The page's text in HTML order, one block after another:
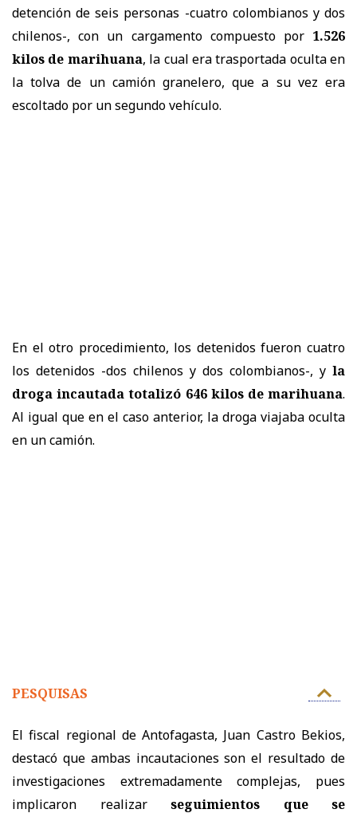
detención de seis personas -cuatro colombianos y dos
chilenos-, con un cargamento compuesto por 1.526
kilos de marihuana, la cual era trasportada oculta en
la tolva de un camión granelero, que a su vez era
escoltado por un segundo vehículo.
En el otro procedimiento, los detenidos fueron cuatro
los detenidos -dos chilenos y dos colombianos-, y la
droga incautada totalizó 646 kilos de marihuana.
Al igual que en el caso anterior, la droga viajaba oculta
en un camión.
PESQUISAS
El fiscal regional de Antofagasta, Juan Castro Bekios,
destacó que ambas incautaciones son el resultado de
investigaciones extremadamente complejas, pues
implicaron realizar seguimientos que se